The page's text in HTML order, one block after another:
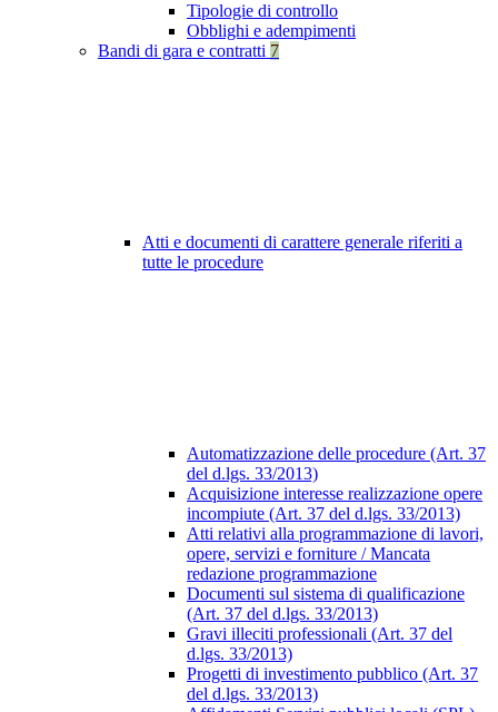
Tipologie di controllo
Obblighi e adempimenti
Bandi di gara e contratti 7
Atti e documenti di carattere generale riferiti a
tutte le procedure
Automatizzazione delle procedure (Art. 37
del d.lgs. 33/2013)
Acquisizione interesse realizzazione opere
incompiute (Art. 37 del d.lgs. 33/2013)
Atti relativi alla programmazione di lavori,
opere, servizi e forniture / Mancata
redazione programmazione
Documenti sul sistema di qualificazione
(Art. 37 del d.lgs. 33/2013)
Gravi illeciti professionali (Art. 37 del
d.lgs. 33/2013)
Progetti di investimento pubblico (Art. 37
del d.lgs. 33/2013)